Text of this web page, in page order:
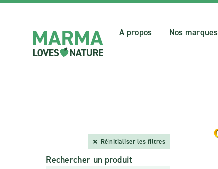
A propos Nos marques
Réinitialiser les filtres
Rechercher un produit